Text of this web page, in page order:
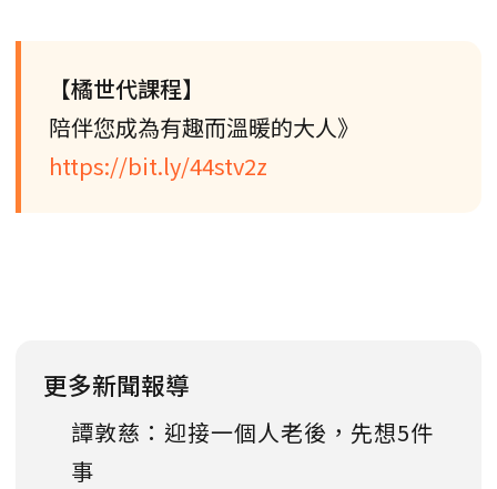
【橘世代課程】
陪伴您成為有趣而溫暖的大人》
https://bit.ly/44stv2z
更多新聞報導
譚敦慈：迎接一個人老後，先想5件
事